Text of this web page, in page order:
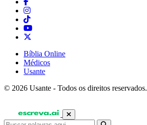
Bíblia Online
Médicos
Usante
© 2026 Usante - Todos os direitos reservados.